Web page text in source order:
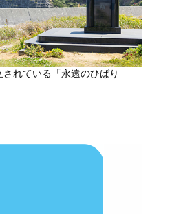
れている「永遠のひばり